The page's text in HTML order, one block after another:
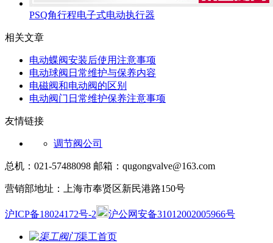
PSQ角行程电子式电动执行器
相关文章
电动蝶阀安装后使用注意事项
电动球阀日常维护与保养内容
电磁阀和电动阀的区别
电动阀门日常维护保养注意事项
友情链接
调节阀公司
总机：021-57488098 邮箱：qugongvalve@163.com
营销部地址：上海市奉贤区新民港路150号
沪ICP备18024172号-2 沪公网安备31012002005966号
渠工首页